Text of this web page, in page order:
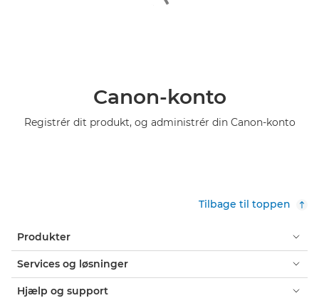
Canon-konto
Registrér dit produkt, og administrér din Canon-konto
Tilbage til toppen
Produkter
Services og løsninger
Hjælp og support